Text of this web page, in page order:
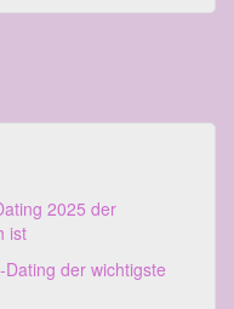
2025 der
ist
der wichtigste